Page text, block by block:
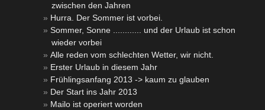
zwischen den Jahren
Hurra. Der Sommer ist vorbei.
Sommer, Sonne ............ und der Urlaub ist schon
wieder vorbei
Alle reden vom schlechten Wetter, wir nicht.
Erster Urlaub in diesem Jahr
Frühlingsanfang 2013 -> kaum zu glauben
Der Start ins Jahr 2013
Mailo ist operiert worden